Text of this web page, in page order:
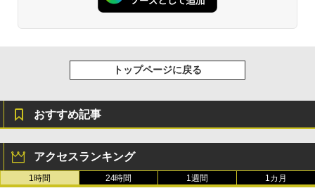
（できるビジネス）
￥2,200
￥2,750
載 グラフィックボード 16GB デュアル
16GB/DF
3
ド VD9040
￥191,717
シー・エフ・デー販売 CFD販売 CFD St
00 (PC4-25600) 16GB×2枚 288pin DIM
￥32,500
3
フェン 銅箔 ヒートシンク DDR5-5600 3
2GB×2枚 (64GB) 相性保証 288pin シ
ー・エフ・デー販売 CFD Standard W5
トップページに戻る
おすすめ記事
アクセスランキング
1時間 24時間 1週間 1カ月